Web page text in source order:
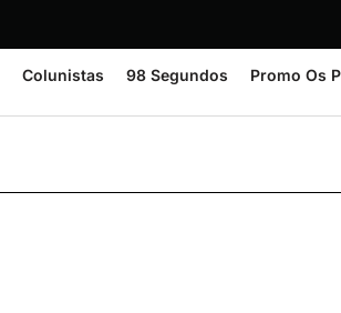
Colunistas 98 Segundos Promo Os